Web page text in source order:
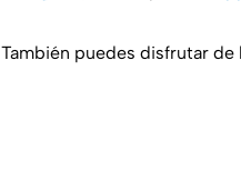
También puedes disfrutar